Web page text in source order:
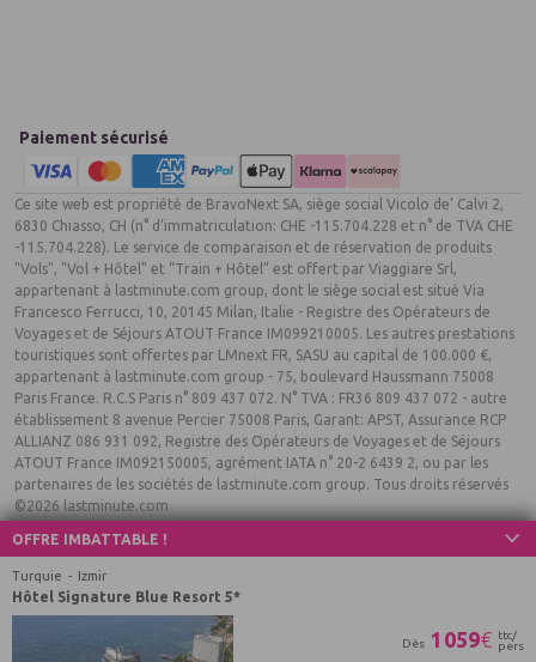
OFFRE IMBATTABLE !
Turquie Izmir
Hôtel Signature Blue Resort 5*
Dès 1 059€ ttc/
pers
Paiement sécurisé
Ce site web est propriété de BravoNext SA, siège social Vicolo de’ Calvi 2,
6830 Chiasso, CH (n° d’immatriculation: CHE -115.704.228 et n° de TVA CHE
-115.704.228). Le service de comparaison et de réservation de produits
"Vols", "Vol + Hôtel" et “Train + Hôtel” est offert par Viaggiare Srl,
appartenant à lastminute.com group, dont le siège social est situé Via
Francesco Ferrucci, 10, 20145 Milan, Italie - Registre des Opérateurs de
Voyages et de Séjours ATOUT France IM099210005. Les autres prestations
touristiques sont offertes par LMnext FR, SASU au capital de 100.000 €,
appartenant à lastminute.com group - 75, boulevard Haussmann 75008
Paris France. R.C.S Paris n° 809 437 072. N° TVA : FR36 809 437 072 - autre
établissement 8 avenue Percier 75008 Paris, Garant: APST, Assurance RCP
ALLIANZ 086 931 092, Registre des Opérateurs de Voyages et de Séjours
ATOUT France IM092150005, agrément IATA n° 20-2 6439 2, ou par les
partenaires de les sociétés de lastminute.com group. Tous droits réservés
©2026 lastminute.com